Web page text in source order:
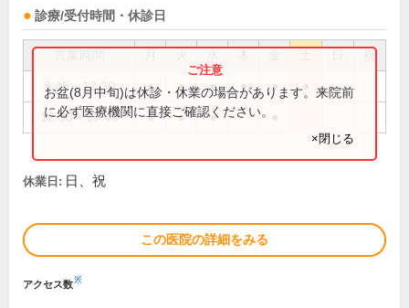
診療/受付時間・休診日
祝
8:45～12:30 ● ● ● ● ●
12:30～17:45 ● ● ●
お盆(8月中旬)は休診・休業の場合があります。来院前
に必ず医療機関に直接ご確認ください。
×閉じる
休業日: 日、祝
この医院の詳細をみる
アクセス数※